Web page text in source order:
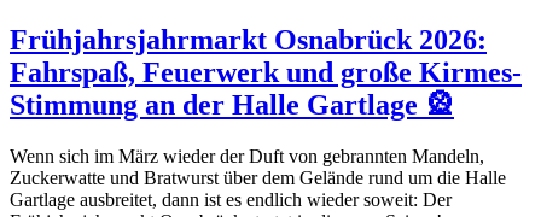
Frühjahrsjahrmarkt Osnabrück 2026:
Fahrspaß, Feuerwerk und große Kirmes-
Stimmung an der Halle Gartlage 🎡
Wenn sich im März wieder der Duft von gebrannten Mandeln,
Zuckerwatte und Bratwurst über dem Gelände rund um die Halle
Gartlage ausbreitet, dann ist es endlich wieder soweit: Der